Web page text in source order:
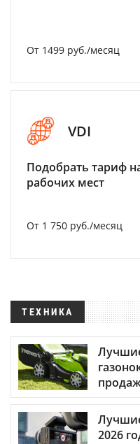
От 1499 руб./месяц
VDI
Подобрать тариф
рабочих мест
От 1 750 руб./месяц
ТЕХНИКА
2026